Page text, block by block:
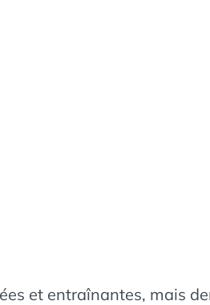
et entraînantes, mais